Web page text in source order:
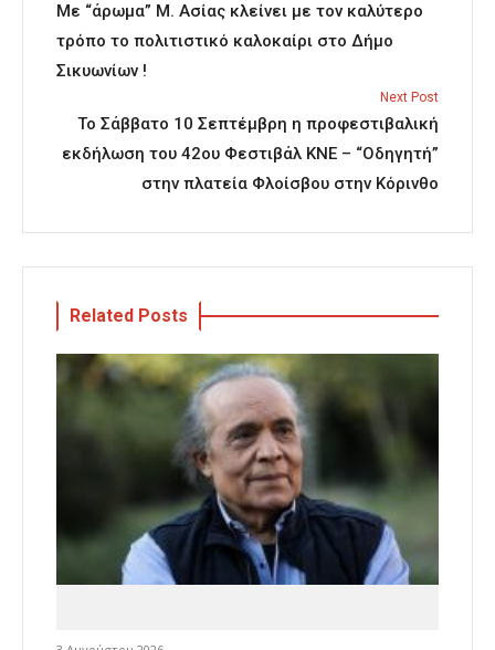
Με “άρωμα” Μ. Ασίας κλείνει με τον καλύτερο
τρόπο το πολιτιστικό καλοκαίρι στο Δήμο
Σικυωνίων !
Next Post
Το Σάββατο 10 Σεπτέμβρη η προφεστιβαλική
εκδήλωση του 42ου Φεστιβάλ ΚΝΕ – “Οδηγητή”
στην πλατεία Φλοίσβου στην Κόρινθο
Related Posts